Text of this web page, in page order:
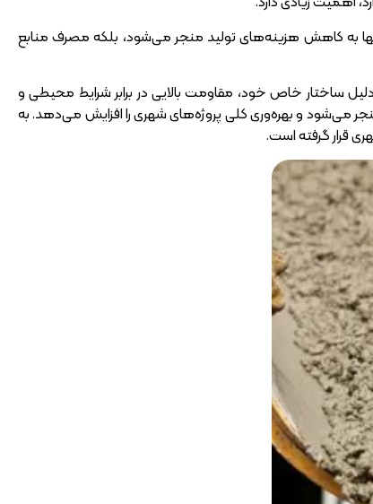
به کاهش هزینه‌های تولید منجر می‌شود، بلکه مصرف منابع
ساختار خاص خود، مقاومت بالایی در برابر شرایط محیطی و
می‌شود و بهره‌وری کلی پروژه‌های شهری را افزایش می‌دهد. به
قرار گرفته است.